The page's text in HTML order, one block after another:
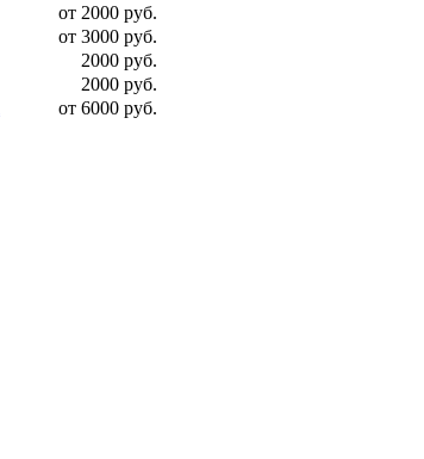
от 2000 руб.
от 3000 руб.
2000 руб.
2000 руб.
от 6000 руб.